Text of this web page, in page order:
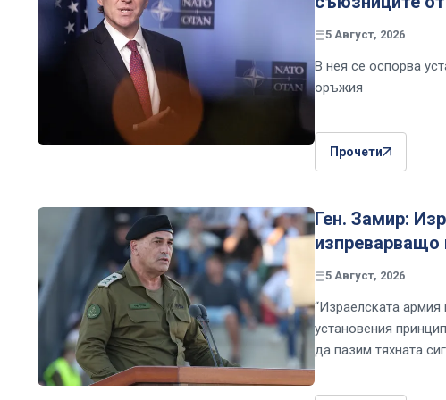
5 Август, 2026
В нея се оспорва
оръжия
Прочети
Ген. Замир:
изпреварващо
5 Август, 2026
“Израелската
установения
да пазим тяхната